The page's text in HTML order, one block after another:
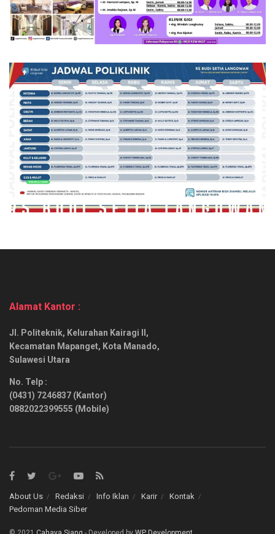
Alamat Kantor :
Jl. Politeknik, Kelurahan Kairagi II,
Kecamatan Mapanget, Kota Manado,
Sulawesi Utara
No. Telp :
(0431) 7246837 (Kantor)
0882022399555 (Mobile)
About Us Redaksi Info Iklan Karir
Kontak
Pedoman Media Siber